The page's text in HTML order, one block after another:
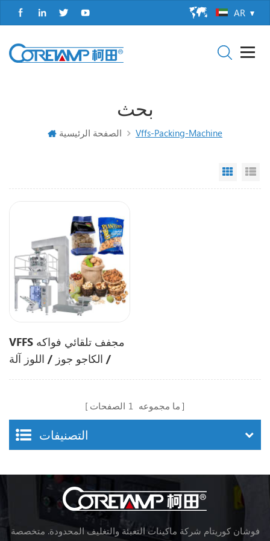
AR
بحث
الصفحة الرئيسية Vffs-Packing-Machine
Grid
VFFS مجفف تلقائي فواكه
/ الكاجو جوز / اللوز آلة
ما مجموعه 1 الصفحات
التصنيفات
فوشان كوريتام شركة ماكينات التعبئة والتغليف المحدودة. متخصصة